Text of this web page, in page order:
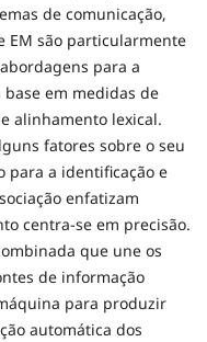
de comunicação,
EM são particularmente
para a
em medidas de
alinhamento lexical.
fatores sobre o seu
para a identificação e
enfatizam
centra-se em precisão.
que une os
de informação
para produzir
automática dos